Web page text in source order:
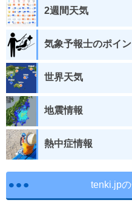
2週間天気
気象予報士のポイ
世界天気
地震情報
熱中症情報
tenki.jp